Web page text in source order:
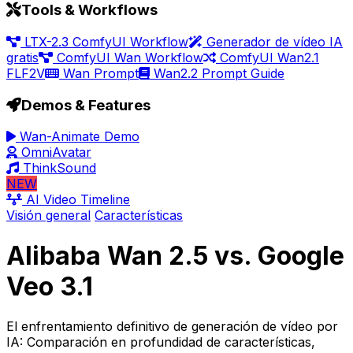
Tools & Workflows
LTX-2.3 ComfyUI Workflow
Generador de vídeo IA
gratis
ComfyUI Wan Workflow
ComfyUI Wan2.1
FLF2V
Wan Prompt Wan2.2 Prompt Guide
Demos & Features
Wan-Animate Demo
OmniAvatar
ThinkSound
NEW
AI Video Timeline
Visión general Características
Alibaba Wan 2.5 vs. Google
Veo 3.1
El enfrentamiento definitivo de generación de vídeo por
IA: Comparación en profundidad de características,